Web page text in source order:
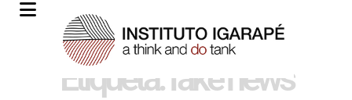
Etiqueta: fake news